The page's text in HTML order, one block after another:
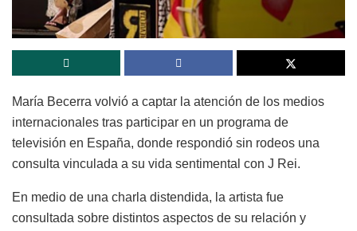
María Becerra volvió a captar la atención de los medios
internacionales tras participar en un programa de
televisión en España, donde respondió sin rodeos una
consulta vinculada a su vida sentimental con J Rei.
En medio de una charla distendida, la artista fue
consultada sobre distintos aspectos de su relación y